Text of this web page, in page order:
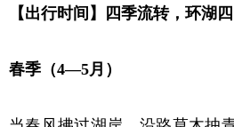
【出行时间】四季流转，环湖
春季（4—5月）